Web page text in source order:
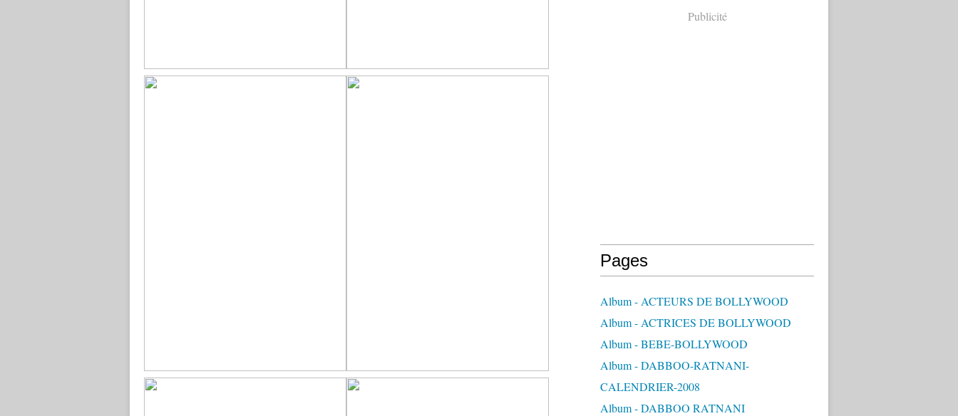
Publicité
Pages
Album - ACTEURS DE BOLLYWOOD
Album - ACTRICES DE BOLLYWOOD
Album - BEBE-BOLLYWOOD
Album - DABBOO-RATNANI-
CALENDRIER-2008
Album - DABBOO RATNANI